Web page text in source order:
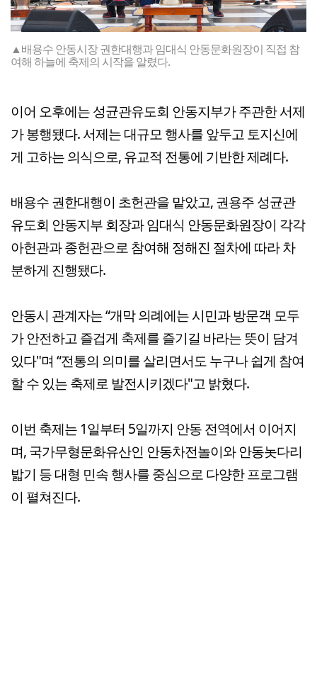
▲배용수 안동시장 권한대행과 임대식 안동문화원장이 직접 참
여해 하늘에 축제의 시작을 알렸다.
이어 오후에는 성균관유도회 안동지부가 주관한 서제
가 봉행됐다. 서제는 대규모 행사를 앞두고 토지신에
게 고하는 의식으로, 유교적 전통에 기반한 제례다.
배용수 권한대행이 초헌관을 맡았고, 권용주 성균관
유도회 안동지부 회장과 임대식 안동문화원장이 각각
아헌관과 종헌관으로 참여해 정해진 절차에 따라 차
분하게 진행됐다.
안동시 관계자는 “개막 의례에는 시민과 방문객 모두
가 안전하고 즐겁게 축제를 즐기길 바라는 뜻이 담겨
있다"며 “전통의 의미를 살리면서도 누구나 쉽게 참여
할 수 있는 축제로 발전시키겠다"고 밝혔다.
이번 축제는 1일부터 5일까지 안동 전역에서 이어지
며, 국가무형문화유산인 안동차전놀이와 안동놋다리
밟기 등 대형 민속 행사를 중심으로 다양한 프로그램
이 펼쳐진다.